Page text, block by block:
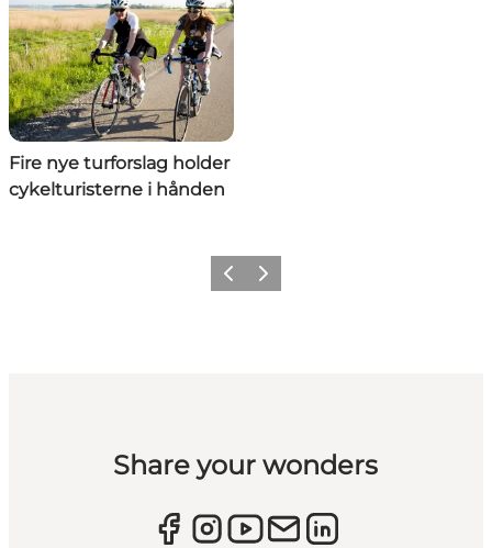
Fire nye turforslag holder
cykelturisterne i hånden
ForrigeNæste
Share your wonders